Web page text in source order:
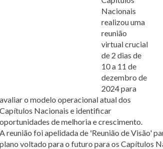
Nacionais
realizou uma
reunião
virtual crucial
de 2 dias de
10 a 11 de
dezembro de
2024 para
avaliar o modelo operacional atual dos
Capítulos Nacionais e identificar
oportunidades de melhoria e crescimento.
A reunião foi apelidada de 'Reunião de Visão'
plano voltado para o futuro para os Capítulos